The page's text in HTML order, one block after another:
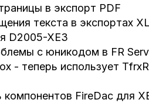
в экспорт PDF
текста в экспортах
D2005-XE3
с юникодом в FR
- теперь использует
FireDac для